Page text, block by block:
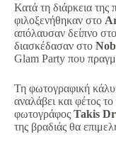
Κατά τη διάρκεια της
φιλοξενήθηκαν στο
απόλαυσαν δείπνο στο
διασκέδασαν στο
Glam Party που
Τη φωτογραφική
αναλάβει και φέτος το
φωτογράφος Takis
της βραδιάς θα